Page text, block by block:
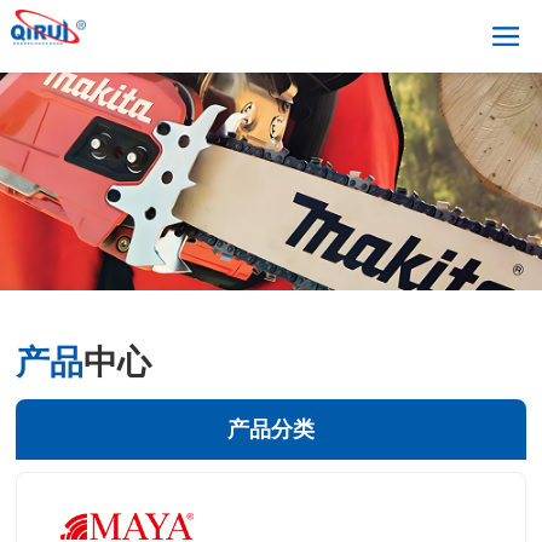
产品中心
产品分类